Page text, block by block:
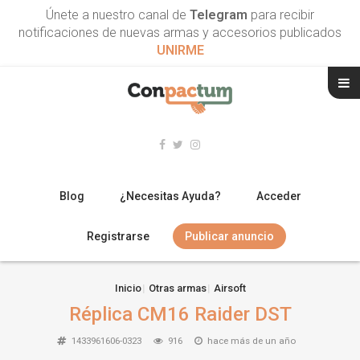
Únete a nuestro canal de Telegram para recibir
notificaciones de nuevas armas y accesorios publicados
UNIRME
Blog ¿Necesitas Ayuda? Acceder
Registrarse Publicar anuncio
ESCOPETAS
ARMAS CORTAS
Inicio Otras armas Airsoft
Réplica CM16 Raider DST
1433961606-0323 916 hace más de un año